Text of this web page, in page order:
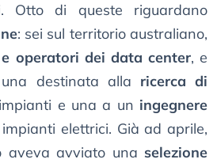
Otto di queste riguardano
: sei sul territorio australiano,
operatori dei data center, e
destinata alla ricerca di
e una a un ingegnere
elettrici. Già ad aprile,
aveva avviato una selezione